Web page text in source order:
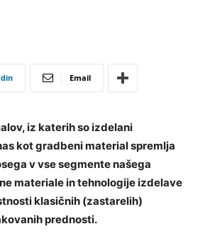
Email
iz katerih so izdelani
kot gradbeni material spremlja
v vse segmente našega
materiale in tehnologije izdelave
klasičnih (zastarelih)
prednosti.